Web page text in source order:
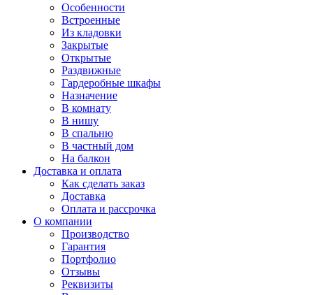
Особенности
Встроенные
Из кладовки
Закрытые
Открытые
Раздвижные
Гардеробные шкафы
Назначение
В комнату
В нишу
В спальню
В частный дом
На балкон
Доставка и оплата
Как сделать заказ
Доставка
Оплата и рассрочка
О компании
Производство
Гарантия
Портфолио
Отзывы
Реквизиты